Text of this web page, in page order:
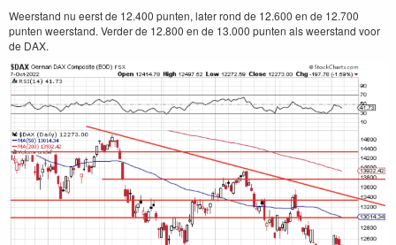
Weerstand nu eerst de 12.400 punten, later rond de 12.600 en de 12.700
punten weerstand. Verder de 12.800 en de 13.000 punten als weerstand voor
de DAX.